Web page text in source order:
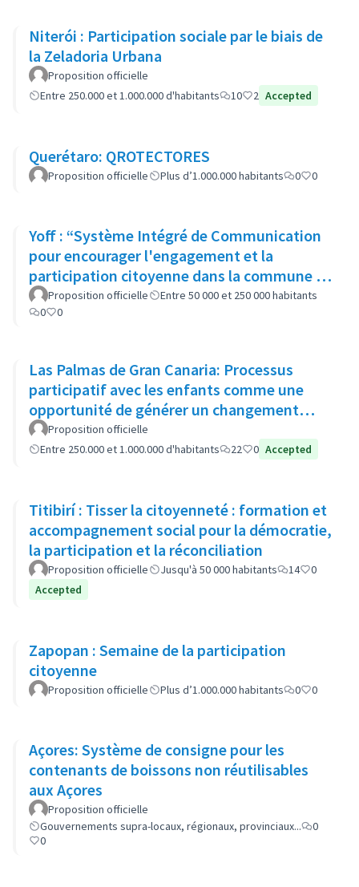
Niterói : Participation sociale par le biais de
la Zeladoria Urbana
Proposition officielle
Entre 250.000 et 1.000.000 d'habitants
10 2 Accepted
Querétaro: QROTECTORES
Proposition officielle Plus d’1.000.000 habitants 0 0
Yoff : “Système Intégré de Communication
pour encourager l'engagement et la
participation citoyenne dans la commune de
Yoff.”Proposition officielle
Entre 50 000 et 250 000 habitants
0
0
Las Palmas de Gran Canaria: Processus
participatif avec les enfants comme une
opportunité de générer un changement
Proposition officielle
Entre 250.000 et 1.000.000 d'habitants
22 0 Accepted
Titibirí : Tisser la citoyenneté : formation et
accompagnement social pour la démocratie,
la participation et la réconciliation
Proposition officielle Jusqu'à 50 000 habitants 14
0
Accepted
Zapopan : Semaine de la participation
citoyenne
Proposition officielle Plus d’1.000.000 habitants 0 0
Açores: Système de consigne pour les
contenants de boissons non réutilisables
aux Açores
Proposition officielle
Gouvernements supra-locaux, régionaux, provinciaux...
0
0